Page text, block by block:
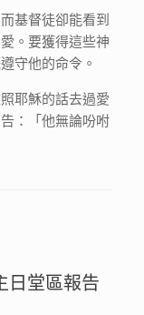
基督徒卻能看到
。要獲得這些神
守他的命令。
耶穌的話去過愛
：「他無論吩咐
日堂區報告